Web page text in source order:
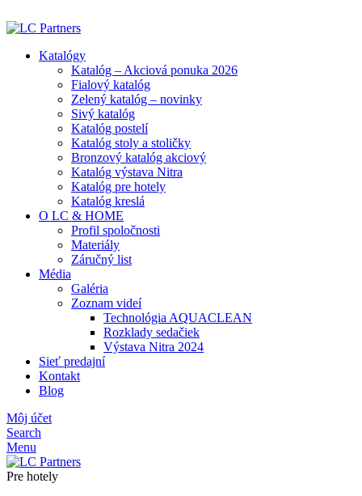
Katalógy
Katalóg – Akciová ponuka 2026
Fialový katalóg
Zelený katalóg – novinky
Sivý katalóg
Katalóg postelí
Katalóg stoly a stoličky
Bronzový katalóg akciový
Katalóg výstava Nitra
Katalóg pre hotely
Katalóg kreslá
O LC & HOME
Profil spoločnosti
Materiály
Záručný list
Média
Galéria
Zoznam videí
Technológia AQUACLEAN
Rozklady sedačiek
Výstava Nitra 2024
Sieť predajní
Kontakt
Blog
Môj účet
Search
Menu
Pre hotely